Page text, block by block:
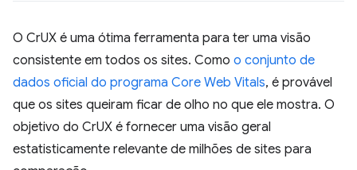
O CrUX é uma ótima ferramenta para ter uma visão
consistente em todos os sites. Como o conjunto de
dados oficial do programa Core Web Vitals, é provável
que os sites queiram ficar de olho no que ele mostra. O
objetivo do CrUX é fornecer uma visão geral
estatisticamente relevante de milhões de sites para